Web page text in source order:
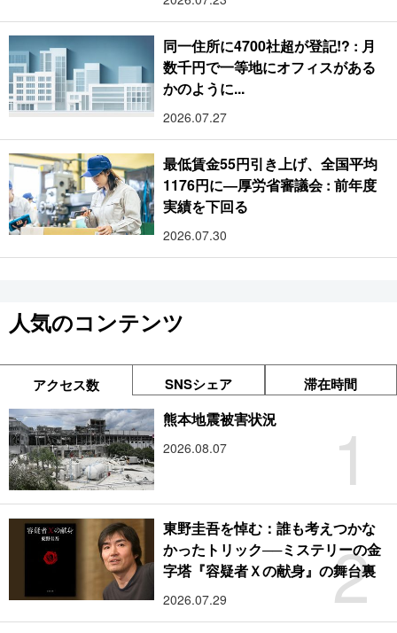
同一住所に4700社超が登記!? : 月
数千円で一等地にオフィスがある
かのように...
2026.07.27
最低賃金55円引き上げ、全国平均
1176円に―厚労省審議会 : 前年度
実績を下回る
2026.07.30
人気のコンテンツ
アクセス数 SNSシェア 滞在時間
1
熊本地震被害状況
2026.08.07
2
東野圭吾を悼む：誰も考えつかな
かったトリック──ミステリーの金
字塔『容疑者Ｘの献身』の舞台裏
2026.07.29